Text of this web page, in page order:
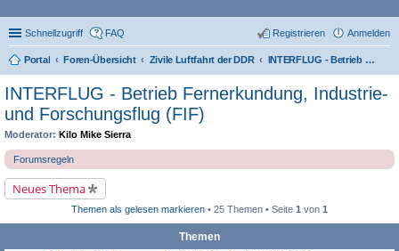
Schnellzugriff FAQ Anmelden
Registrieren
Portal Foren-Übersicht Zivile Luftfahrt der DDR INTERFLUG - Betrieb Fernerkundung, Industrie- und Forschungsflug (FIF)
INTERFLUG - Betrieb Fernerkundung, Industrie-
und Forschungsflug (FIF)
Moderator: Kilo Mike Sierra
Forumsregeln
Neues Thema
Themen als gelesen markieren • 25 Themen • Seite 1 von 1
Themen